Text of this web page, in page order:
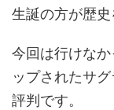
生誕の方が歴史
今回は行けな
ップされたサ
評判です。